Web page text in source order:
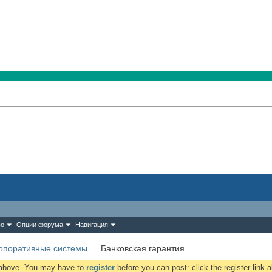
Опции форума Навигация
системы Банковская гарантия
You may have to register before you can post: click the register link